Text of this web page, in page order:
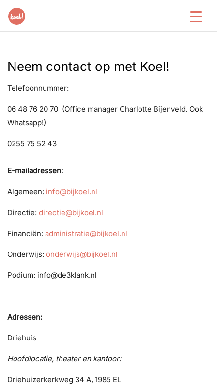
Neem contact op met Koel!
Telefoonnummer:
06 48 76 20 70 (Office manager Charlotte Bijenveld. Ook
Whatsapp!)
0255 75 52 43
E-mailadressen:
Algemeen: info@bijkoel.nl
Directie: directie@bijkoel.nl
Financiën: administratie@bijkoel.nl
Onderwijs: onderwijs@bijkoel.nl
Podium: info@de3klank.nl
Adressen:
Driehuis
Hoofdlocatie, theater en kantoor:
Driehuizerkerkweg 34 A, 1985 EL